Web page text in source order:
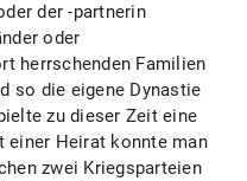
der -partnerin
oder
herrschenden Familien
so die eigene Dynastie
zu dieser Zeit eine
einer Heirat konnte man
zwei Kriegsparteien